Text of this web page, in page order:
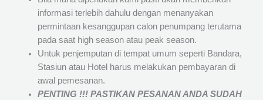
informasi terlebih dahulu dengan menanyakan
permintaan kesanggupan calon penumpang terutama
pada saat high season atau peak season.
Untuk penjemputan di tempat umum seperti Bandara,
Stasiun atau Hotel harus melakukan pembayaran di
awal pemesanan.
PENTING !!! PASTIKAN PESANAN ANDA SUDAH